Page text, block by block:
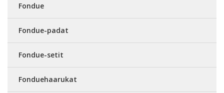
Fondue
Fondue-padat
Fondue-setit
Fonduehaarukat